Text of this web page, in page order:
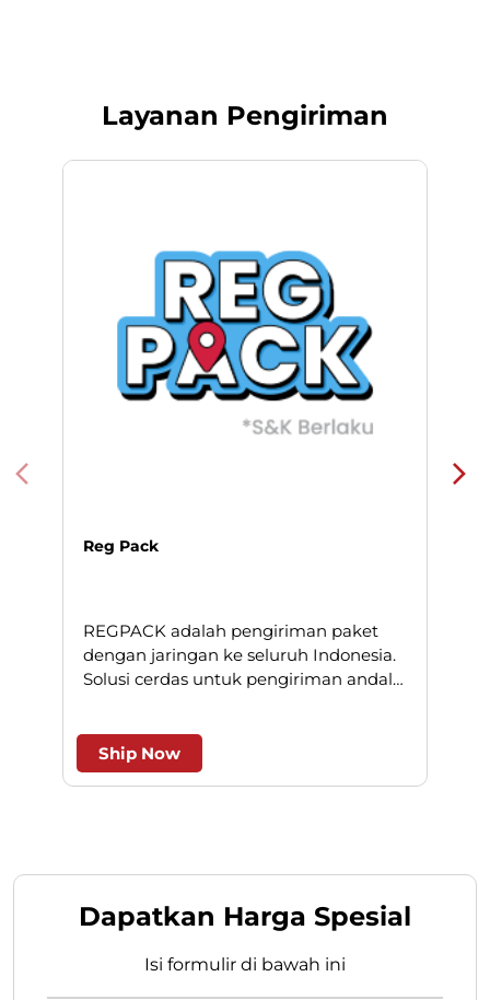
Layanan Pengiriman
Reg Pack
REGPACK adalah pengiriman paket
dengan jaringan ke seluruh Indonesia.
Solusi cerdas untuk pengiriman andal
Ship Now
Dapatkan Harga Spesial
Isi formulir di bawah ini